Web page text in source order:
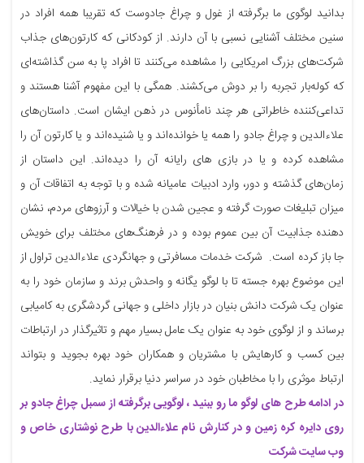
بدانید لوگوی ما برگرفته از غول و چراغ جادوست که تقریبا همه افراد در
سنین مختلف آشنایی نسبی با آن دارند. از کودکانی که کارتون‌های جذاب
شرکت‌های بزرگ امریکایی را مشاهده می‌کنند تا افراد پا به سن گذاشته‌ای
که کوله‌بار تجربه را بر دوش می‌کشند. همگی با این مفهوم آشنا هستند و
تداعی‌کننده خاطراتی هر چند نامأنوس در ذهن ایشان است. داستان‌های
علاءالدین و چراغ جادو را همه یا خوانده‌اند و یا شنیده‌اند و یا کارتون آن را
مشاهده کرده و یا در بازی های رایانه آن را دیده‌اند. این داستان از
زمان‌های گذشته و دور، وارد ادبیات عامیانه شده و با توجه به اتفاقات آن و
میزان تبلیغات صورت گرفته و عجین شدن با خیالات و آرزوهای مردم، نشان
دهنده جذابیت آن بین عموم بوده و در فرهنگ‌های مختلف برای خویش
جا باز کرده است. شرکت خدمات مسافرتی و جهانگردی علاءالدین تراول از
این موضوع بهره جسته تا با لوگو یگانه و واحدش برند و سازمان خود را به
عنوان یک شرکت دانش بنیان در بازار داخلی و جهانی گردشگری به کامیابی
برساند و از لوگوی خود به عنوان یک عامل بسیار مهم و تاثیرگذار در ارتباطات
بین کسب و کارهایش با مشتریان و همکاران خود بهره بجوید و بتواند
ارتباط موثری را با مخاطبان خود در سراسر دنیا برقرار نماید.
در ادامه طرح های لوگو ما رو ببنید ، لوگویی برگرفته از سمبل چراغ جادو بر
روی دایره کره زمین و در کنارش نام علاءالدین با طرح نوشتاری خاص و
وب سایت شرکت